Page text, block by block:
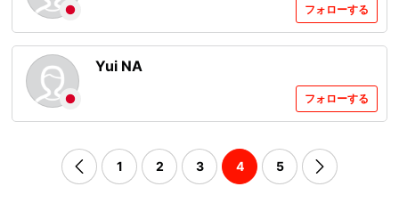
フォローする
Yui NA
フォローする
1 2 3 4 5